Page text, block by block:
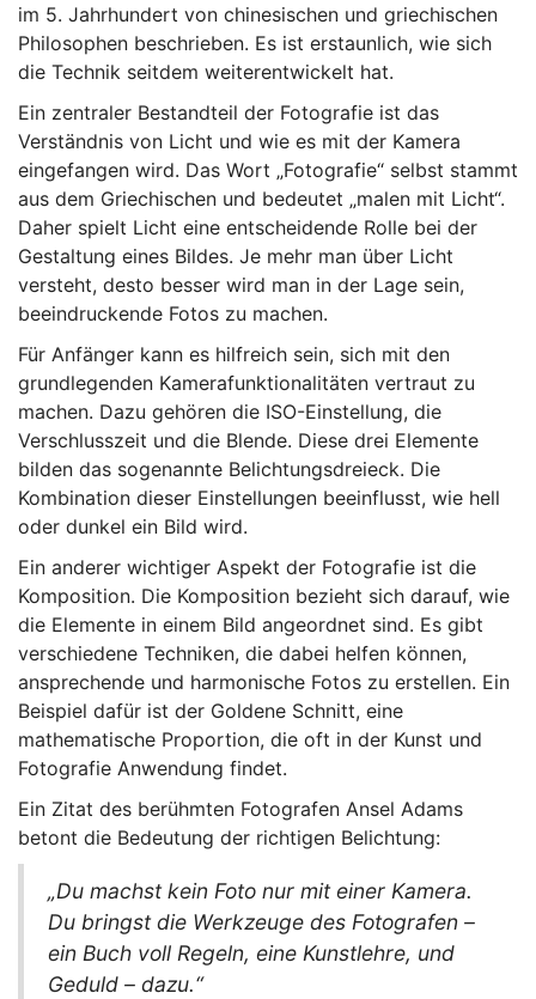
im 5. Jahrhundert von chinesischen und griechischen
Philosophen beschrieben. Es ist erstaunlich, wie sich
die Technik seitdem weiterentwickelt hat.
Ein zentraler Bestandteil der Fotografie ist das
Verständnis von Licht und wie es mit der Kamera
eingefangen wird. Das Wort „Fotografie“ selbst stammt
aus dem Griechischen und bedeutet „malen mit Licht“.
Daher spielt Licht eine entscheidende Rolle bei der
Gestaltung eines Bildes. Je mehr man über Licht
versteht, desto besser wird man in der Lage sein,
beeindruckende Fotos zu machen.
Für Anfänger kann es hilfreich sein, sich mit den
grundlegenden Kamerafunktionalitäten vertraut zu
machen. Dazu gehören die ISO-Einstellung, die
Verschlusszeit und die Blende. Diese drei Elemente
bilden das sogenannte Belichtungsdreieck. Die
Kombination dieser Einstellungen beeinflusst, wie hell
oder dunkel ein Bild wird.
Ein anderer wichtiger Aspekt der Fotografie ist die
Komposition. Die Komposition bezieht sich darauf, wie
die Elemente in einem Bild angeordnet sind. Es gibt
verschiedene Techniken, die dabei helfen können,
ansprechende und harmonische Fotos zu erstellen. Ein
Beispiel dafür ist der Goldene Schnitt, eine
mathematische Proportion, die oft in der Kunst und
Fotografie Anwendung findet.
Ein Zitat des berühmten Fotografen Ansel Adams
betont die Bedeutung der richtigen Belichtung:
„Du machst kein Foto nur mit einer Kamera.
Du bringst die Werkzeuge des Fotografen –
ein Buch voll Regeln, eine Kunstlehre, und
Geduld – dazu.“